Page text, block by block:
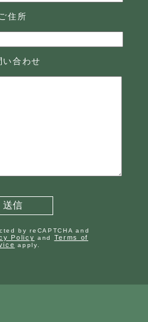
ご住所
い合わせ
by reCAPTCHA and
Policy and Terms of
apply.